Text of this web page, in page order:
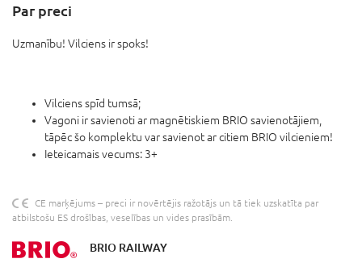
Par preci
Uzmanību! Vilciens ir spoks!
Vilciens spīd tumsā;
Vagoni ir savienoti ar magnētiskiem BRIO savienotājiem,
tāpēc šo komplektu var savienot ar citiem BRIO vilcieniem!
Ieteicamais vecums: 3+
CE marķējums – preci ir novērtējis ražotājs un tā tiek uzskatīta par
atbilstošu ES drošības, veselības un vides prasībām.
BRIO RAILWAY